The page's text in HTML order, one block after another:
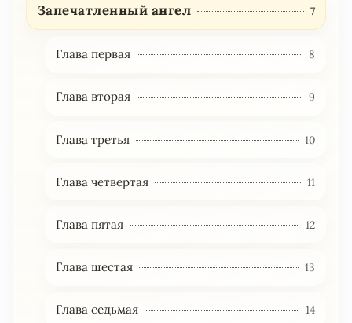
Запечатленный ангел 7
Глава первая 8
Глава вторая 9
Глава третья 10
Глава четвертая 11
Глава пятая 12
Глава шестая 13
Глава седьмая 14